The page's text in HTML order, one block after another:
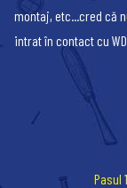
montaj, etc...cred că
intrat în contact cu
Pasul